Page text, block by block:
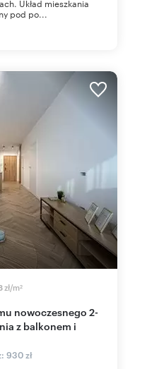
Układ mieszkania
pod po...
zł/m2
z balkonem i
930 zł